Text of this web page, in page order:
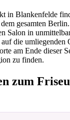
in Blankenfelde
gesamten
Salon in
die umliegenden
am Ende dieser
zu finden.
zum